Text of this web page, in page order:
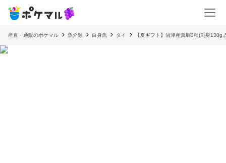
産直・通販のポケマル 魚介類 白身魚 タイ 【夏ギフト】沼津産真鯛3種(刺身